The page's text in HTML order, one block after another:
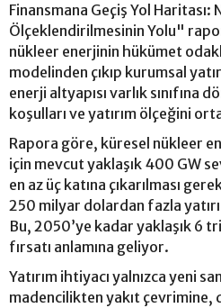
Finansmana Geçiş Yol Haritası:
Ölçeklendirilmesinin Yolu"
nükleer enerjinin hükümet
modelinden çıkıp kurumsal
enerji altyapısı varlık sınıfına
koşulları ve yatırım ölçeğini
Rapora göre, küresel nükleer
için mevcut yaklaşık 400 GW
en az üç katına çıkarılması
250 milyar dolardan fazla
Bu, 2050’ye kadar yaklaşık 6
fırsatı anlamına geliyor.
Yatırım ihtiyacı yalnızca yeni
madencilikten yakıt çevrimine,